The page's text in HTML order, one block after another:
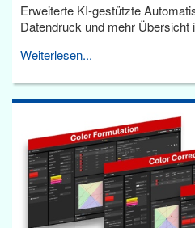
Erweiterte KI-gestützte
Datendruck und mehr Übersicht
Weiterlesen...